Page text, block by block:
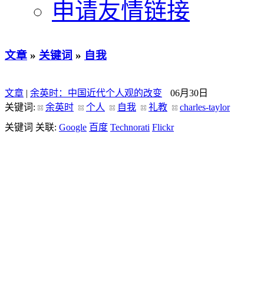
申请友情链接
文章 » 关键词 » 自我
文章 | 余英时：中国近代个人观的改变
06月30日
关键词:
余英时 个人 自我 礼教
charles-taylor
关键词 关联: Google 百度 Technorati Flickr